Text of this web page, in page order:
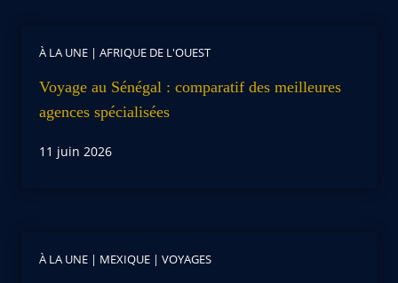
À LA UNE | AFRIQUE DE L'OUEST
Voyage au Sénégal : comparatif des meilleures
agences spécialisées
11 juin 2026
À LA UNE | MEXIQUE | VOYAGES